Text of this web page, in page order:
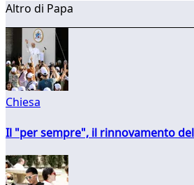
Altro di Papa
Chiesa
Il "per sempre", il rinnovamento